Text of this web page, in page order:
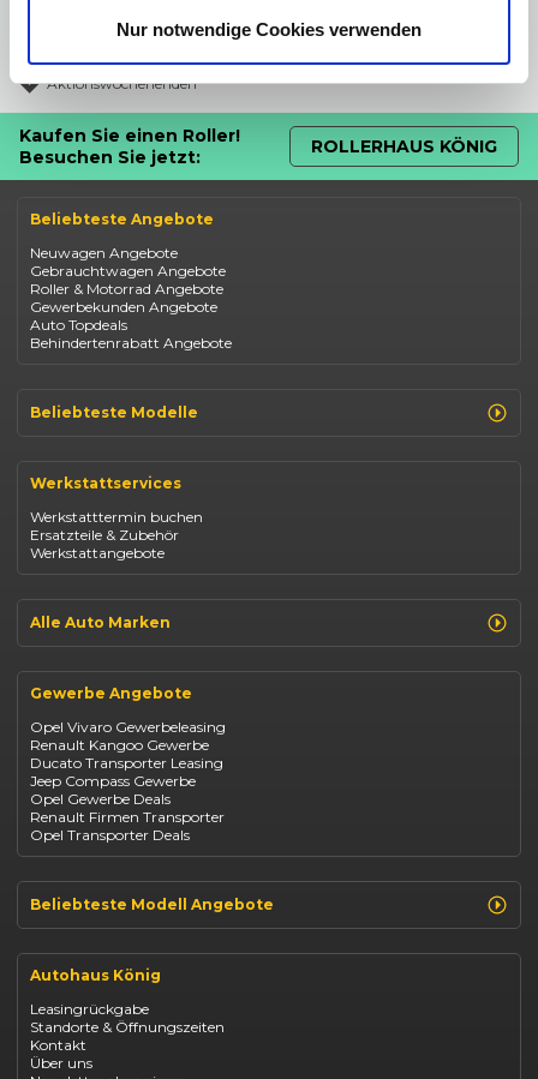
Nur notwendige Cookies verwenden
Ohne Anzahlung
Aktionswochenenden
Kaufen Sie einen Roller!
Besuchen Sie jetzt:
ROLLERHAUS KÖNIG
Beliebteste Angebote
Neuwagen Angebote
Gebrauchtwagen Angebote
Roller & Motorrad Angebote
Gewerbekunden Angebote
Auto Topdeals
Behindertenrabatt Angebote
Beliebteste Modelle
Opel Corsa
Fiat 500
Dacia Duster
Dacia Sandero
Jeep Compass
Suzuki Vitara
Suzuki Swift
Mazda CX-30
Werkstattservices
Werkstatttermin buchen
Ersatzteile & Zubehör
Werkstattangebote
Alle Auto Marken
Opel
Fiat
Jeep
Suzuki
BYD
Kia
Mazda
Citroën
Abarth
Fiat Professional
Gewerbe Angebote
Opel Vivaro Gewerbeleasing
Renault Kangoo Gewerbe
Ducato Transporter Leasing
Jeep Compass Gewerbe
Opel Gewerbe Deals
Renault Firmen Transporter
Opel Transporter Deals
Beliebteste Modell Angebote
Renault Arkana Leasing
Renault Captur Leasing
Opel Astra leasen
Opel Mokka kaufen
Opel Grandland finanzieren
Opel Vivaro Gewerbeleasing
Autohaus König
Leasingrückgabe
Standorte & Öffnungszeiten
Kontakt
Über uns